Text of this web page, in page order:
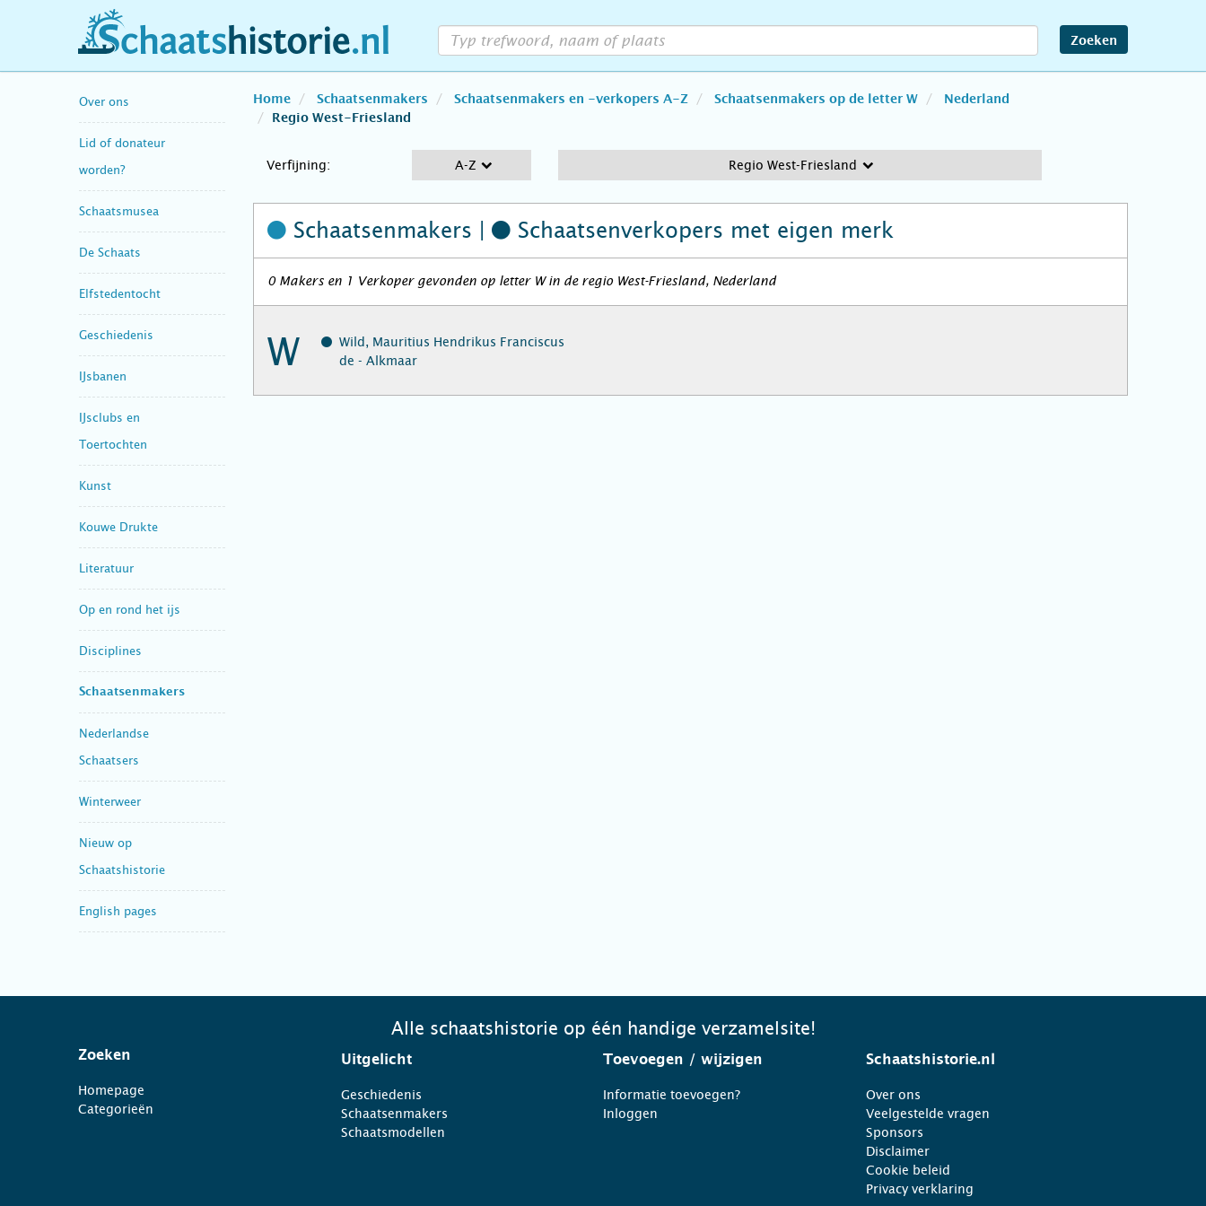
schaatshistorie.nl Zoeken
Over ons
Lid of donateur
worden?
Schaatsmusea
De Schaats
Elfstedentocht
Geschiedenis
IJsbanen
IJsclubs en
Toertochten
Kunst
Kouwe Drukte
Literatuur
Op en rond het ijs
Disciplines
Schaatsenmakers
Nederlandse
Schaatsers
Winterweer
Nieuw op
Schaatshistorie
English pages
Home Schaatsenmakers Schaatsenmakers en -verkopers A-Z Schaatsenmakers op de letter W
Nederland
Regio West-Friesland
Verfijning: A-Z Regio West-Friesland
Schaatsenmakers | Schaatsenverkopers met eigen merk
0 Makers en 1 Verkoper gevonden op letter W in de regio West-Friesland, Nederland
W
Wild, Mauritius Hendrikus Franciscus
de - Alkmaar
Alle schaatshistorie op één handige verzamelsite!
Zoeken
Homepage
Categorieën
Uitgelicht
Geschiedenis
Schaatsenmakers
Schaatsmodellen
Toevoegen / wijzigen
Informatie toevoegen?
Inloggen
Schaatshistorie.nl
Over ons
Veelgestelde vragen
Sponsors
Disclaimer
Cookie beleid
Privacy verklaring